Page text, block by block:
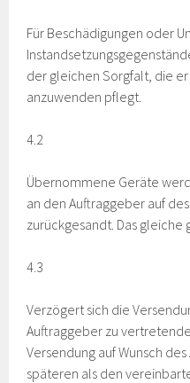
Für Beschädigungen oder
der gleichen Sorgfalt, die
anzuwenden pflegt.
4.2
Übernommene Geräte
an den Auftraggeber auf
zurückgesandt. Das
4.3
Verzögert sich die
Auftraggeber zu
Versendung auf Wunsch
späteren als den